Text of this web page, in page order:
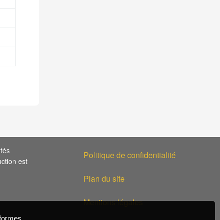
est
Politique de confidentialité
Plan du site
Mentions légales